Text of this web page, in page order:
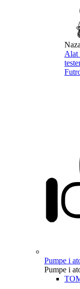
Alat
Pumpe i
Pumpe i